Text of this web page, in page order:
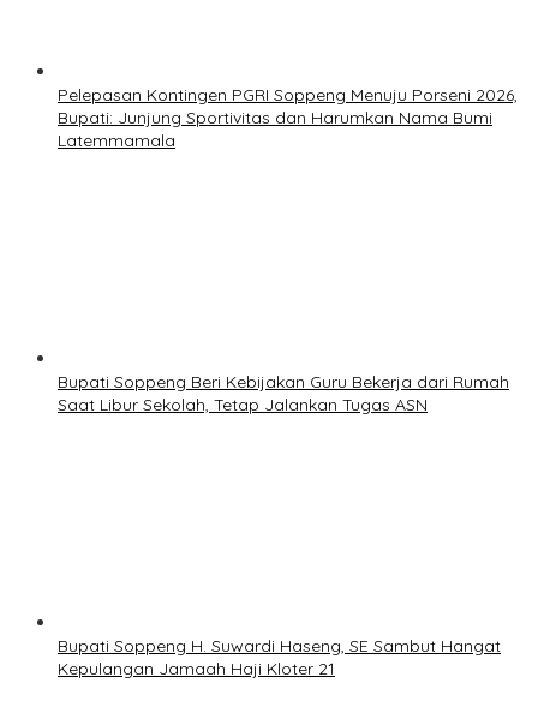
Pelepasan Kontingen PGRI Soppeng Menuju Porseni 2026,
Bupati: Junjung Sportivitas dan Harumkan Nama Bumi
Latemmamala
Bupati Soppeng Beri Kebijakan Guru Bekerja dari Rumah
Saat Libur Sekolah, Tetap Jalankan Tugas ASN
Bupati Soppeng H. Suwardi Haseng, SE Sambut Hangat
Kepulangan Jamaah Haji Kloter 21